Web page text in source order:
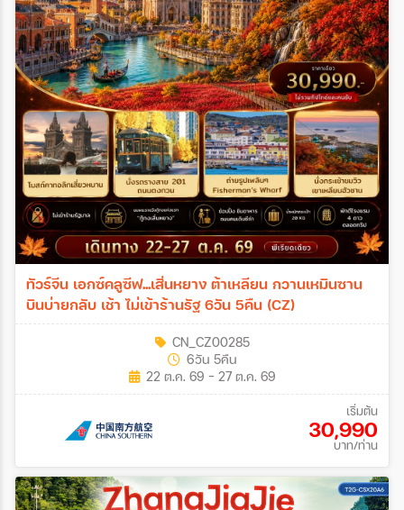
ทัวร์จีน เอกซ์คลูซีฟ...เสิ่นหยาง ต้าเหลียน กวานเหมินซาน
บินบ่ายกลับ เช้า ไม่เข้าร้านรัฐ 6วัน 5คืน (CZ)
CN_CZ00285
6วัน 5คืน
22 ต.ค. 69 - 27 ต.ค. 69
เริ่มต้น
30,990
บาท/ท่าน